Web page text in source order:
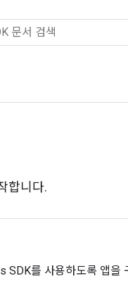
합니다.
SDK를 사용하도록 앱을